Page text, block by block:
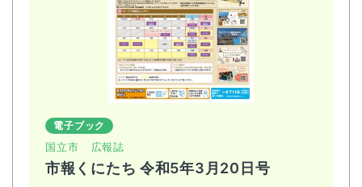
電子ブック
国立市 広報誌
市報くにたち 令和5年3月20日号